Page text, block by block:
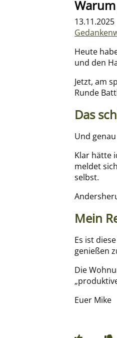
13.11.2025
Heute
und den
Jetzt, am
Runde
Das
Und
Klar hätte
meldet
selbst.
Mein
Es ist
genießen
Die
Euer Mike